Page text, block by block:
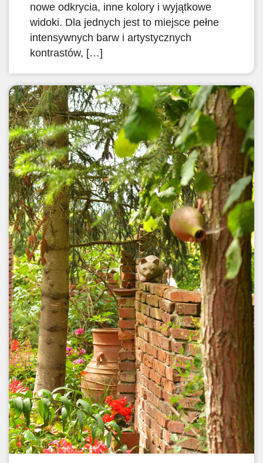
nowe odkrycia, inne kolory i wyjątkowe
widoki. Dla jednych jest to miejsce pełne
intensywnych barw i artystycznych
kontrastów, […]